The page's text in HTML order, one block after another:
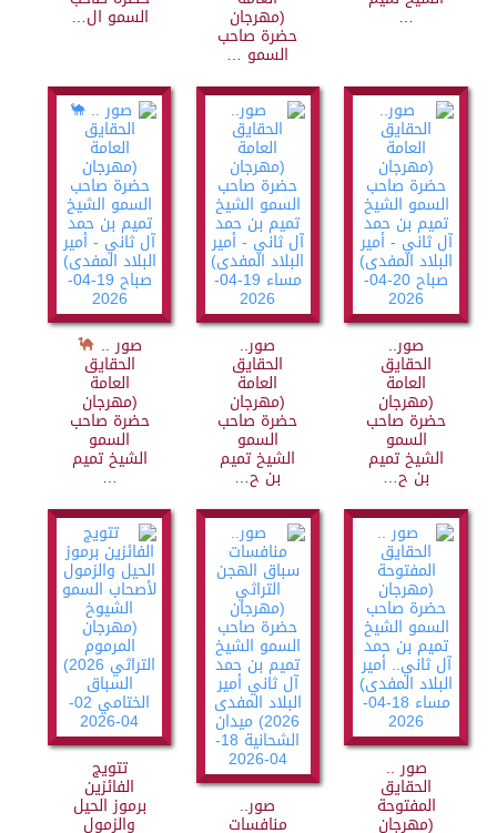
… (مهرجان
حضرة صاحب
السمو …
السمو ال…
صور..
الحقايق
العامة
(مهرجان
حضرة صاحب
السمو
الشيخ تميم
بن ح…
صور..
الحقايق
العامة
(مهرجان
حضرة صاحب
السمو
الشيخ تميم
بن ح…
صور ..
الحقايق
العامة
(مهرجان
حضرة صاحب
السمو
الشيخ تميم
…
صور ..
الحقايق
المفتوحة
(مهرجان
صور..
منافسات
تتويج
الفائزين
برموز الحيل
والزمول